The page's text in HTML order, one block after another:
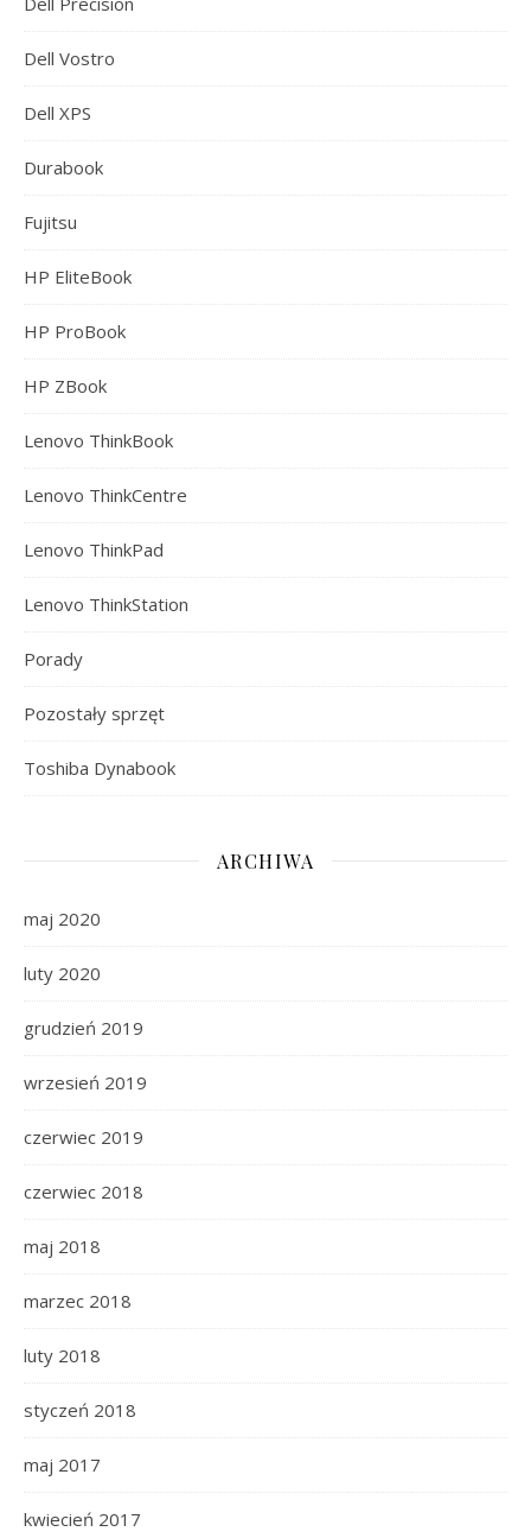
Dell Vostro
Dell XPS
Durabook
Fujitsu
HP EliteBook
HP ProBook
HP ZBook
Lenovo ThinkBook
Lenovo ThinkCentre
Lenovo ThinkPad
Lenovo ThinkStation
Porady
Pozostały sprzęt
Toshiba Dynabook
ARCHIWA
maj 2020
luty 2020
grudzień 2019
wrzesień 2019
czerwiec 2019
czerwiec 2018
maj 2018
marzec 2018
luty 2018
styczeń 2018
maj 2017
kwiecień 2017